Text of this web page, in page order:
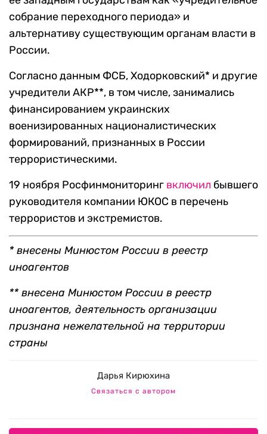
собрание переходного периода» и
альтернативу существующим органам власти в
России.
Согласно данным ФСБ, Ходорковский* и другие
учредители АКР**, в том числе, занимались
финансированием украинских
военизированных националистических
формирований, признанных в России
террористическими.
19 ноября Росфинмониторинг включил бывшего
руководителя компании ЮКОС в перечень
террористов и экстремистов.
* внесены Минюстом России в реестр
иноагентов
** внесена Минюстом России в реестр
иноагентов, деятельность организации
признана нежелательной на территории
страны
Дарья Кирюхина
Связаться с автором